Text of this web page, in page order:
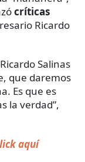
críticas
Ricardo
Salinas
que daremos
Es que es
la verdad”,
aquí